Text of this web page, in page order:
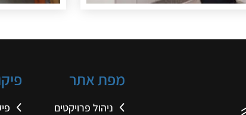
מפת אתר
ניהול פרויקטים